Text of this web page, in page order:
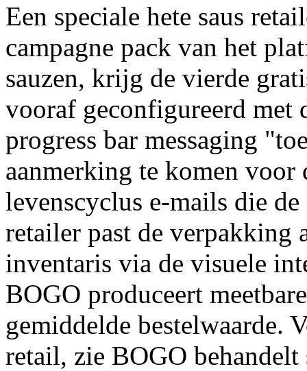
Een speciale hete saus
campagne pack van het
sauzen, krijg de vierde
vooraf geconfigureerd met
progress bar messaging
aanmerking te komen voor
levenscyclus e-mails die
retailer past de verpakking
inventaris via de visuele
BOGO produceert
gemiddelde bestelwaarde.
retail, zie BOGO